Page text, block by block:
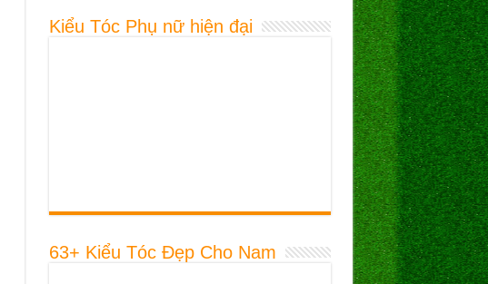
Kiểu Tóc Phụ nữ hiện đại
63+ Kiểu Tóc Đẹp Cho Nam